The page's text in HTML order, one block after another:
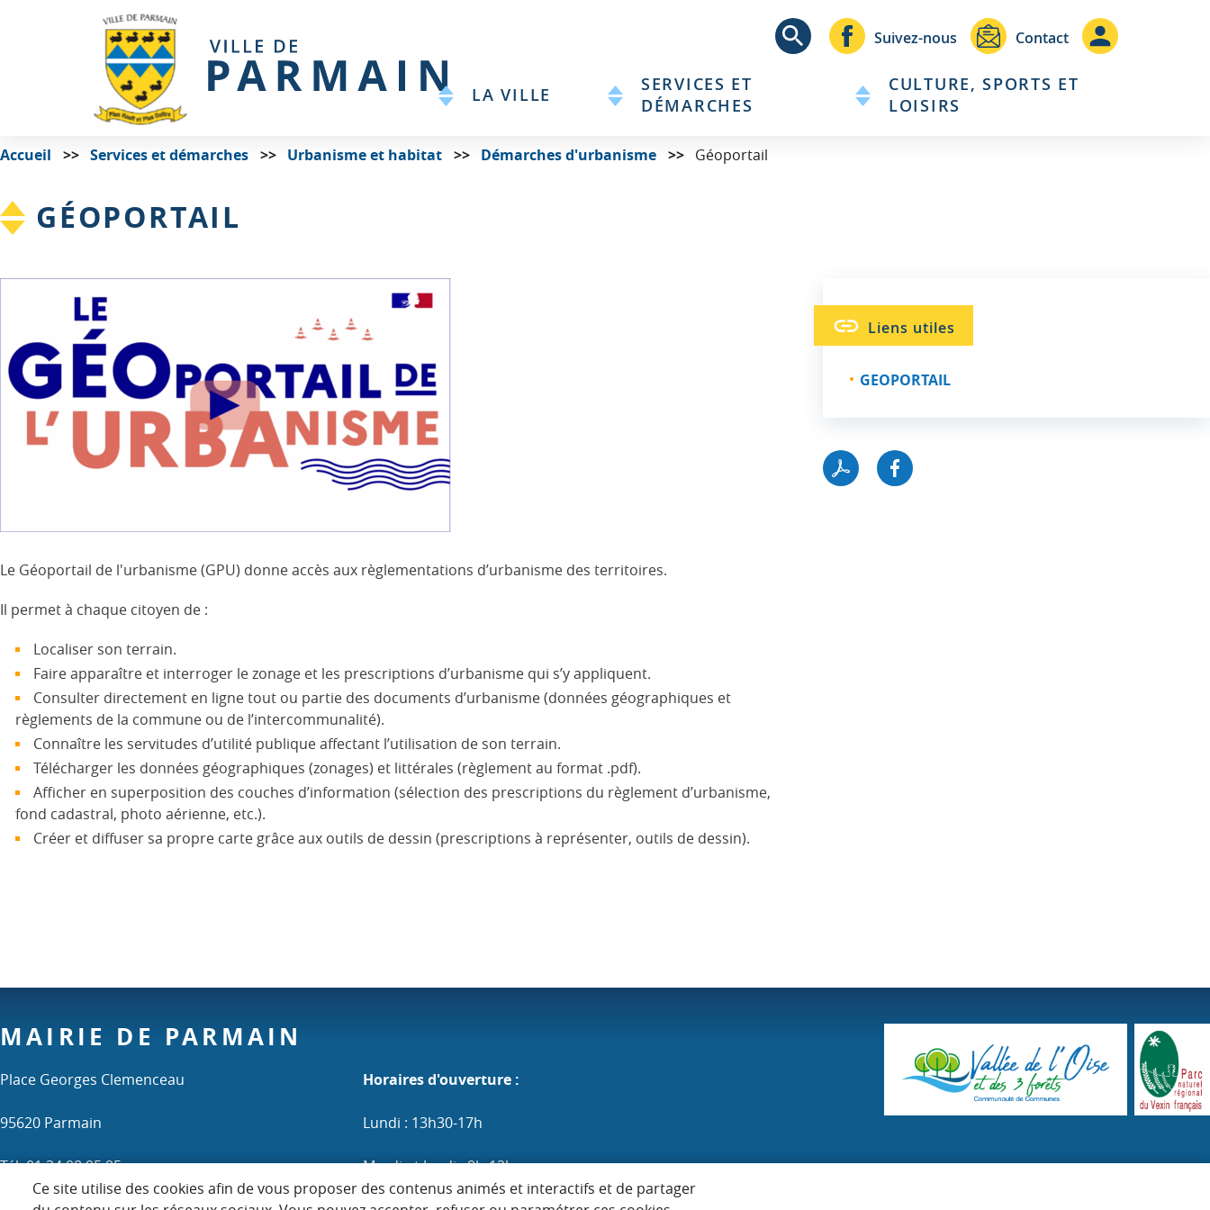
principal
Header
-
Communication
Suivez-nous Contact
Header
-
LA VILLE
SERVICES ET
DÉMARCHES
CULTURE, SPORTS ET
LOISIRS
Accueil Services et démarches Urbanisme et habitat Démarches d'urbanisme Géoportail
GÉOPORTAIL
Le Géoportail de l'urbanisme (GPU) donne accès aux règlementations d’urbanisme des territoires.
Il permet à chaque citoyen de :
Localiser son terrain.
Faire apparaître et interroger le zonage et les prescriptions d’urbanisme qui s’y appliquent.
Consulter directement en ligne tout ou partie des documents d’urbanisme (données géographiques et
règlements de la commune ou de l’intercommunalité).
Connaître les servitudes d’utilité publique affectant l’utilisation de son terrain.
Télécharger les données géographiques (zonages) et littérales (règlement au format .pdf).
Afficher en superposition des couches d’information (sélection des prescriptions du règlement d’urbanisme,
fond cadastral, photo aérienne, etc.).
Créer et diffuser sa propre carte grâce aux outils de dessin (prescriptions à représenter, outils de dessin).
Liens utiles
GEOPORTAIL
Ce site utilise des cookies afin de vous proposer des contenus animés et interactifs et de partager
MAIRIE DE PARMAIN
Place Georges Clemenceau
95620 Parmain
Tél. 01 34 08 95 95
Horaires d'ouverture :
Lundi : 13h30-17h
Mardi et Jeudi : 9h-12h